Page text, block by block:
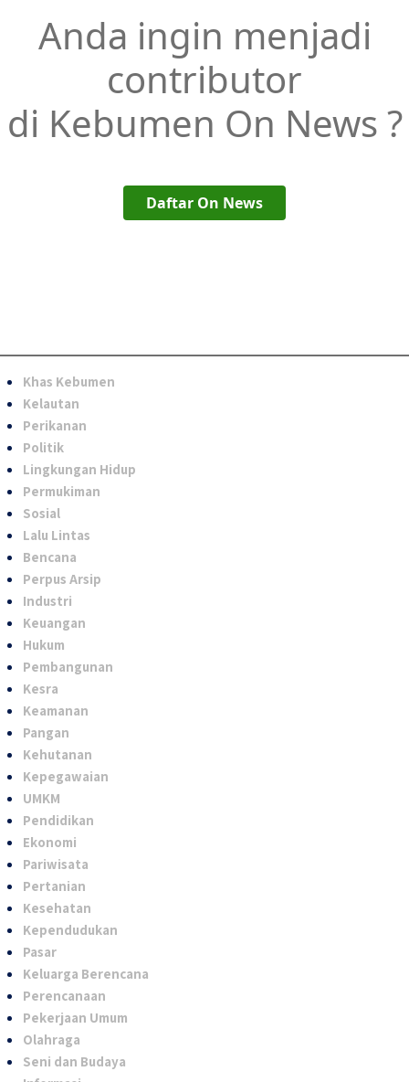
Anda ingin menjadi
contributor
di Kebumen On News ?
Daftar On News
Khas Kebumen
Kelautan
Perikanan
Politik
Lingkungan Hidup
Permukiman
Sosial
Lalu Lintas
Bencana
Perpus Arsip
Industri
Keuangan
Hukum
Pembangunan
Kesra
Keamanan
Pangan
Kehutanan
Kepegawaian
UMKM
Pendidikan
Ekonomi
Pariwisata
Pertanian
Kesehatan
Kependudukan
Pasar
Keluarga Berencana
Perencanaan
Pekerjaan Umum
Olahraga
Seni dan Budaya